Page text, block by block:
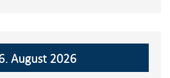
August 2026